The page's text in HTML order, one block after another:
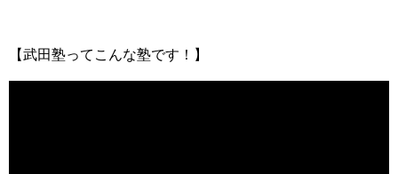
【武田塾ってこんな塾です！】